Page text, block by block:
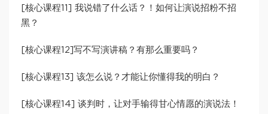
[核心课程11] 我说错了什么话？！如何让演说招粉不招
黑？
[核心课程12]写不写演讲稿？有那么重要吗？
[核心课程13] 该怎么说？才能让你懂得我的明白？
[核心课程14] 谈判时，让对手输得甘心情愿的演说法！